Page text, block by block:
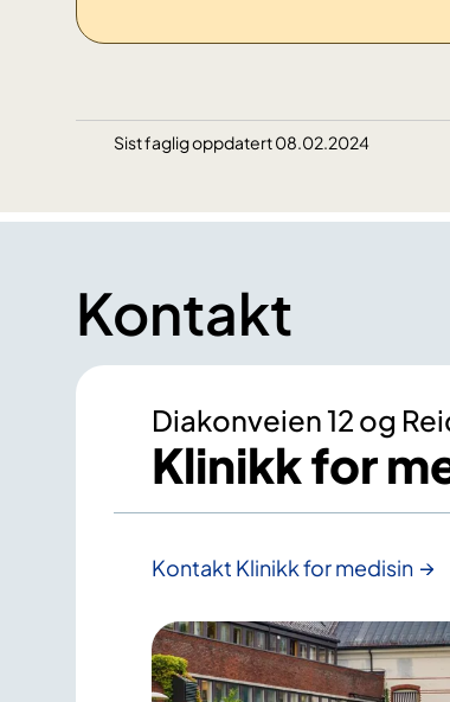
Sist faglig oppdatert 08.02.2024
Kontakt
Diakonveien 12 og
Klinikk for
Kontakt Klinikk for medisin